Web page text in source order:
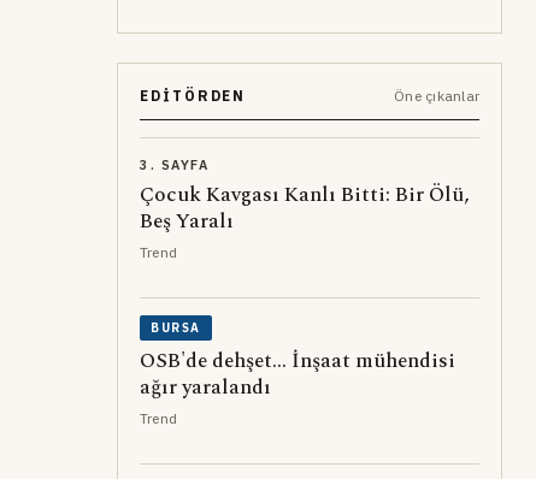
EDITÖRDEN Öne çıkanlar
3. SAYFA
Çocuk Kavgası Kanlı Bitti: Bir Ölü,
Beş Yaralı
Trend
BURSA
OSB'de dehşet... İnşaat mühendisi
ağır yaralandı
Trend